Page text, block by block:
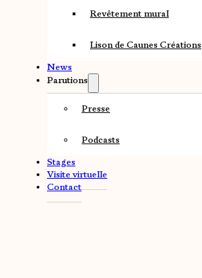
Revêtement mural
Lison de Caunes Créations
News
Parutions
Presse
Podcasts
Stages
Visite virtuelle
Contact